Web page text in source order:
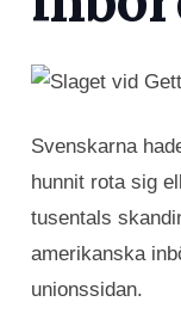
Svenskarna
hunnit rota sig
tusentals
amerikanska
unionssidan.